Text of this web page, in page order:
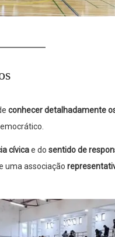
conhecer detalhadamente
cívicae do sentido de
uma associação